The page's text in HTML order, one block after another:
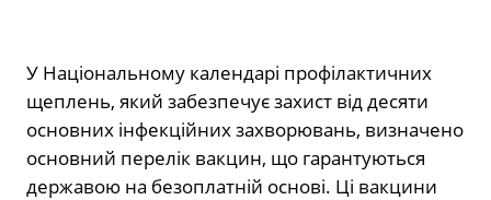
У Національному календарі профілактичних
щеплень, який забезпечує захист від десяти
основних інфекційних захворювань, визначено
основний перелік вакцин, що гарантуються
державою на безоплатній основі. Ці вакцини